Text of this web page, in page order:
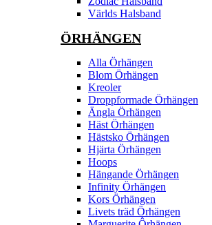
Världs Halsband
ÖRHÄNGEN
Alla Örhängen
Blom Örhängen
Kreoler
Droppformade Örhängen
Ängla Örhängen
Häst Örhängen
Hästsko Örhängen
Hjärta Örhängen
Hoops
Hängande Örhängen
Infinity Örhängen
Kors Örhängen
Livets träd Örhängen